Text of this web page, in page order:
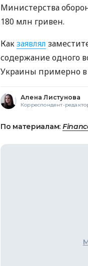
Министерства
180 млн гривен.
Какзаявлял
содержание одного
Украины примерно в
Алена Листунова
Корреспондент-
По материалам: